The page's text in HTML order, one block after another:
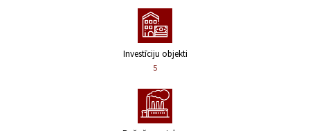
Investīciju objekti
5